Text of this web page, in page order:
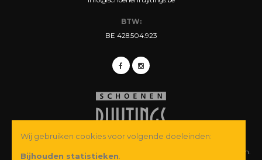
BTW:
BE 428.504.923
© Copyright 2026 Schoenen Ruytings BVBA. Alle rechten voorbehouden.
Wij gebruiken cookies voor volgende doeleinden:
Bijhouden statistieken